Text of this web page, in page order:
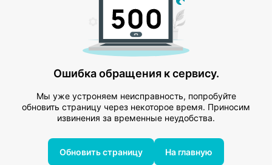
Ошибка обращения к сервису.
Мы уже устроняем неисправность, попробуйте
обновить страницу через некоторое время. Приносим
извинения за временные неудобства.
Обновить страницу На главную